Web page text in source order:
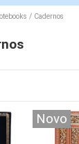
/ Cadernos
Novo